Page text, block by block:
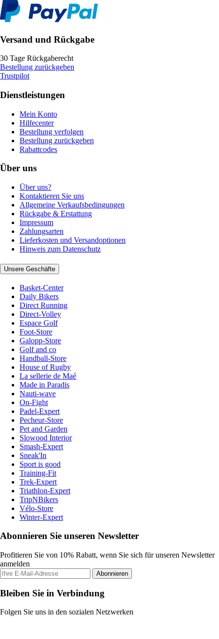
Versand und Rückgabe
30 Tage Rückgaberecht
Bestellung zurückgeben
Trustpilot
Dienstleistungen
Mein Konto
Hilfecenter
Bestellung verfolgen
Bestellung zurückgeben
Rabattcodes
Über uns
Über uns?
Kontaktieren Sie uns
Allgemeine Verkaufsbedingungen
Rückgabe & Erstattung
Impressum
Zahlungsarten
Lieferkosten und Versandoptionen
Hinweis zum Datenschutz
Unsere Geschäfte
Basket-Center
Daily Bikers
Direct Running
Direct-Volley
Espace Golf
Foot-Store
Galopp-Store
Golf and co
Handball-Store
House of Rugby
La sellerie de Maé
Made in Paradis
Nauti-wave
On-Fight
Padel-Expert
Pecheur-Store
Pet and Garden
Slowood Interior
Smash-Expert
Sneak'In
Sport is good
Training-Fit
Trek-Expert
Triathlon-Expert
TripNBikers
Vélo-Store
Winter-Expert
Abonnieren Sie unseren Newsletter
Profitieren Sie von 10% Rabatt, wenn Sie sich für unseren Newsletter
anmelden
Abonnieren
Bleiben Sie in Verbindung
Folgen Sie uns in den sozialen Netzwerken